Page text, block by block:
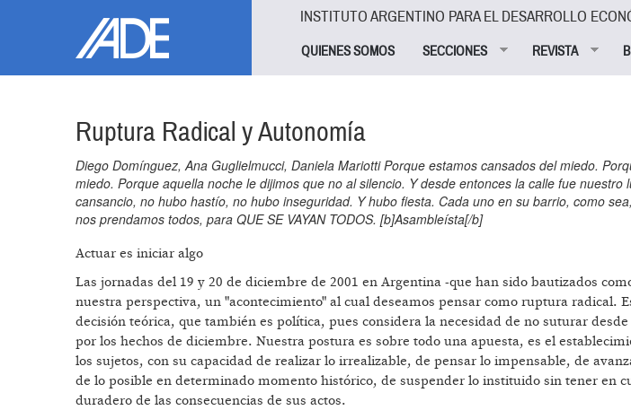
INSTITUTO ARGENTINO PARA EL DESARROLLO
QUIENES SOMOS SECCIONES REVISTA
Ruptura Radical y Autonomía
Diego Domínguez, Ana Guglielmucci, Daniela Mariotti Porque estamos cansados del miedo.
miedo. Porque aquella noche le dijimos que no al silencio. Y desde entonces la calle fue nuestro
cansancio, no hubo hastío, no hubo inseguridad. Y hubo fiesta. Cada uno en su barrio, como
nos prendamos todos, para QUE SE VAYAN TODOS. [b]Asambleísta[/b]
Actuar es iniciar algo
Las jornadas del 19 y 20 de diciembre de 2001 en Argentina -que han sido bautizados
nuestra perspectiva, un "acontecimiento" al cual deseamos pensar como ruptura radical.
decisión teórica, que también es política, pues considera la necesidad de no suturar
por los hechos de diciembre. Nuestra postura es sobre todo una apuesta, es el
los sujetos, con su capacidad de realizar lo irrealizable, de pensar lo impensable, de
de lo posible en determinado momento histórico, de suspender lo instituido sin tener en
duradero de las consecuencias de sus actos.